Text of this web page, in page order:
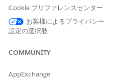
Script API クラス と共に使用
DIS 製品イメージラッパー
Cookie プリファレンスセンター
お客様によるプライバシー
設定の選択肢
COMMUNITY
AppExchange